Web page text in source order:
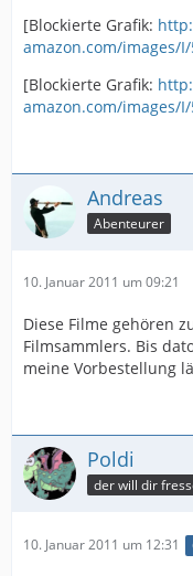
[Blockierte Grafik:
amazon.com/images/I/
[Blockierte Grafik:
amazon.com/images/I/
Andreas
Abenteurer
10. Januar 2011 um 09:21
Diese Filme gehören
Filmsammlers. Bis
meine Vorbestellung
Poldi
der will dir
10. Januar 2011 um 12:31